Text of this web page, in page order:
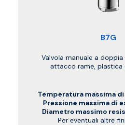
B7G
Valvola manuale a
attacco rame,
Temperatura massima
Pressione massima di
Diametro massimo
Per eventuali altre